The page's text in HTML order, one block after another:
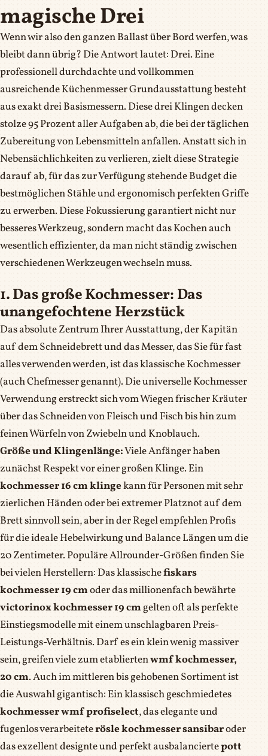
magische Drei
Wenn wir also den ganzen Ballast über Bord werfen, was
bleibt dann übrig? Die Antwort lautet: Drei. Eine
professionell durchdachte und vollkommen
ausreichende Küchenmesser Grundausstattung besteht
aus exakt drei Basismessern. Diese drei Klingen decken
stolze 95 Prozent aller Aufgaben ab, die bei der täglichen
Zubereitung von Lebensmitteln anfallen. Anstatt sich in
Nebensächlichkeiten zu verlieren, zielt diese Strategie
darauf ab, für das zur Verfügung stehende Budget die
bestmöglichen Stähle und ergonomisch perfekten Griffe
zu erwerben. Diese Fokussierung garantiert nicht nur
besseres Werkzeug, sondern macht das Kochen auch
wesentlich effizienter, da man nicht ständig zwischen
verschiedenen Werkzeugen wechseln muss.
1. Das große Kochmesser: Das
unangefochtene Herzstück
Das absolute Zentrum Ihrer Ausstattung, der Kapitän
auf dem Schneidebrett und das Messer, das Sie für fast
alles verwenden werden, ist das klassische Kochmesser
(auch Chefmesser genannt). Die universelle Kochmesser
Verwendung erstreckt sich vom Wiegen frischer Kräuter
über das Schneiden von Fleisch und Fisch bis hin zum
feinen Würfeln von Zwiebeln und Knoblauch.
Größe und Klingenlänge:Viele Anfänger haben
zunächst Respekt vor einer großen Klinge. Ein
kochmesser 16 cm klingekann für Personen mit sehr
zierlichen Händen oder bei extremer Platznot auf dem
Brett sinnvoll sein, aber in der Regel empfehlen Profis
für die ideale Hebelwirkung und Balance Längen um die
20 Zentimeter. Populäre Allrounder-Größen finden Sie
bei vielen Herstellern: Das klassischefiskars
kochmesser 19 cmoder das millionenfach bewährte
victorinox kochmesser 19 cmgelten oft als perfekte
Einstiegsmodelle mit einem unschlagbaren Preis-
Leistungs-Verhältnis. Darf es ein klein wenig massiver
sein, greifen viele zum etabliertenwmf kochmesser,
20 cm. Auch im mittleren bis gehobenen Sortiment ist
die Auswahl gigantisch: Ein klassisch geschmiedetes
kochmesser wmf profiselect, das elegante und
fugenlos verarbeiteterösle kochmesser sansibaroder
das exzellent designte und perfekt ausbalanciertepott